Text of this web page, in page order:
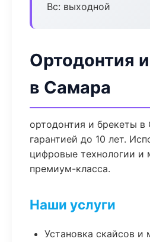
Вс: выходной
Ортодонтия
в Самара
ортодонтия и брекеты в
гарантией до 10 лет.
цифровые технологии и
премиум-класса.
Наши услуги
Установка скайсов и